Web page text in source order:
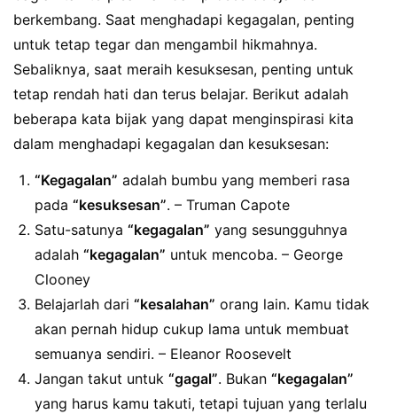
berkembang. Saat menghadapi kegagalan, penting
untuk tetap tegar dan mengambil hikmahnya.
Sebaliknya, saat meraih kesuksesan, penting untuk
tetap rendah hati dan terus belajar. Berikut adalah
beberapa kata bijak yang dapat menginspirasi kita
dalam menghadapi kegagalan dan kesuksesan:
“Kegagalan” adalah bumbu yang memberi rasa
pada “kesuksesan”. – Truman Capote
Satu-satunya “kegagalan” yang sesungguhnya
adalah “kegagalan” untuk mencoba. – George
Clooney
Belajarlah dari “kesalahan” orang lain. Kamu tidak
akan pernah hidup cukup lama untuk membuat
semuanya sendiri. – Eleanor Roosevelt
Jangan takut untuk “gagal”. Bukan “kegagalan”
yang harus kamu takuti, tetapi tujuan yang terlalu